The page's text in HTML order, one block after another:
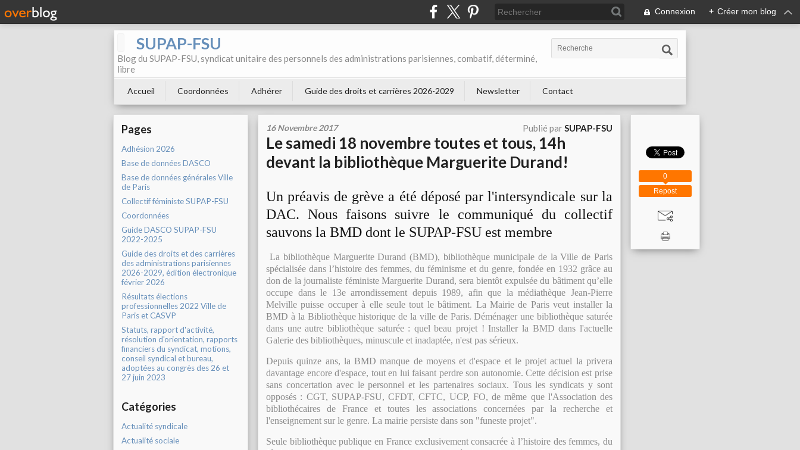
Connexion + Créer mon blog
SUPAP-FSU
Blog du SUPAP-FSU, syndicat unitaire des personnels des administrations parisiennes, combatif, déterminé,
libre
Accueil Coordonnées Adhérer Guide des droits et carrières 2026-2029 Newsletter Contact
Pages
Adhésion 2026
Base de données DASCO
Base de données générales Ville
de Paris
Collectif féministe SUPAP-FSU
Coordonnées
Guide DASCO SUPAP-FSU
2022-2025
Guide des droits et des carrières
des administrations parisiennes
2026-2029, édition électronique
février 2026
Résultats élections
professionnelles 2022 Ville de
Paris et CASVP
Statuts, rapport d'activité,
résolution d'orientation, rapports
financiers du syndicat, motions,
conseil syndical et bureau,
adoptées au congrès des 26 et
27 juin 2023
Catégories
Actualité syndicale
Actualité sociale
16 Novembre 2017 Publié parSUPAP-FSU
Le samedi 18 novembre toutes et tous, 14h
devant la bibliothèque Marguerite Durand!
Un préavis de grève a été déposé par l'intersyndicale sur la
DAC. Nous faisons suivre le communiqué du collectif
sauvons la BMD dont le SUPAP-FSU est membre
La bibliothèque Marguerite Durand (BMD), bibliothèque municipale de la Ville de Paris
spécialisée dans l’histoire des femmes, du féminisme et du genre, fondée en 1932 grâce au
don de la journaliste féministe Marguerite Durand, sera bientôt expulsée du bâtiment qu’elle
occupe dans le 13e arrondissement depuis 1989, afin que la médiathèque Jean-Pierre
Melville puisse occuper à elle seule tout le bâtiment. La Mairie de Paris veut installer la
BMD à la Bibliothèque historique de la ville de Paris. Déménager une bibliothèque saturée
dans une autre bibliothèque saturée : quel beau projet ! Installer la BMD dans l'actuelle
Galerie des bibliothèques, minuscule et inadaptée, n'est pas sérieux.
Depuis quinze ans, la BMD manque de moyens et d'espace et le projet actuel la privera
davantage encore d'espace, tout en lui faisant perdre son autonomie. Cette décision est prise
sans concertation avec le personnel et les partenaires sociaux. Tous les syndicats y sont
opposés : CGT, SUPAP-FSU, CFDT, CFTC, UCP, FO, de même que l'Association des
bibliothécaires de France et toutes les associations concernées par la recherche et
l'enseignement sur le genre. La mairie persiste dans son "funeste projet".
Seule bibliothèque publique en France exclusivement consacrée à l’histoire des femmes, du
Repost
0